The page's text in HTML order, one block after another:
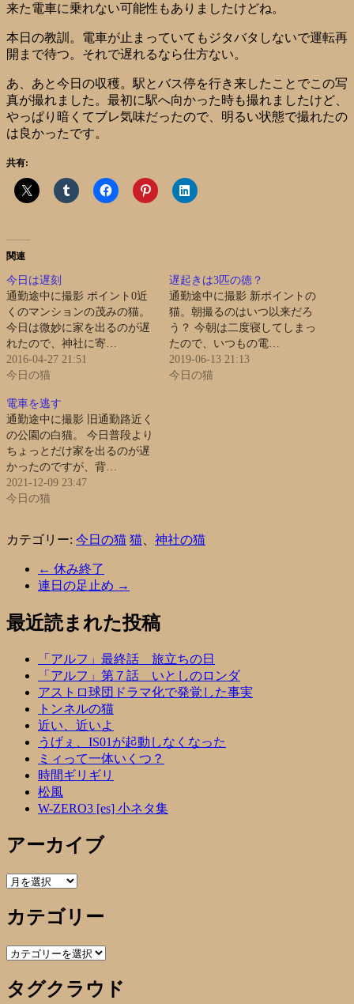
来た電車に乗れない可能性もありましたけどね。
本日の教訓。電車が止まっていてもジタバタしないで運転再
開まで待つ。それで遅れるなら仕方ない。
あ、あと今日の収穫。駅とバス停を行き来したことでこの写
真が撮れました。最初に駅へ向かった時も撮れましたけど、
やっぱり暗くてブレ気味だったので、明るい状態で撮れたの
は良かったです。
共有:
関連
今日は遅刻
通勤途中に撮影 ポイント0近
くのマンションの茂みの猫。
今日は微妙に家を出るのが遅
れたので、神社に寄…
2016-04-27 21:51
今日の猫
遅起きは3匹の徳？
通勤途中に撮影 新ポイントの
猫。朝撮るのはいつ以来だろ
う？ 今朝は二度寝してしまっ
たので、いつもの電…
2019-06-13 21:13
今日の猫
電車を逃す
通勤途中に撮影 旧通勤路近く
の公園の白猫。 今日普段より
ちょっとだけ家を出るのが遅
かったのですが、背…
2021-12-09 23:47
今日の猫
カテゴリー: 今日の猫 猫 神社の猫
← 休み終了
連日の足止め →
最近読まれた投稿
「アルフ」最終話 旅立ちの日
「アルフ」第７話 いとしのロンダ
アストロ球団ドラマ化で発覚した事実
トンネルの猫
近い、近いよ
うげぇ、IS01が起動しなくなった
ミィって一体いくつ？
時間ギリギリ
松風
W-ZERO3 [es] 小ネタ集
アーカイブ
ア
カ
イ
ブ
カテゴリー
カ
ゴ
タグクラウド